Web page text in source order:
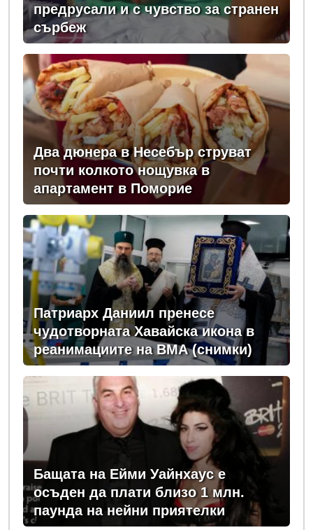
предрусали и с чувство за странен
сърбеж
Два дюнера в Несебър струват
почти колкото нощувка в
апартамент в Поморие
Патриарх Даниил пренесе
чудотворната Хавайска икона в
реанимациите на ВМА (снимки)
Бащата на Ейми Уайнхаус е
осъден да плати близо 1 млн.
паунда на нейни приятелки